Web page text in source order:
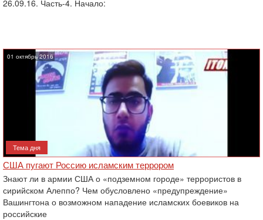
26.09.16. Часть-4. Начало:
01 октябрь 2016
Тема дня
США пугают Россию исламским террором
Знают ли в армии США о «подземном городе» террористов в
сирийском Алеппо? Чем обусловлено «предупреждение»
Вашингтона о возможном нападение исламских боевиков на
российские